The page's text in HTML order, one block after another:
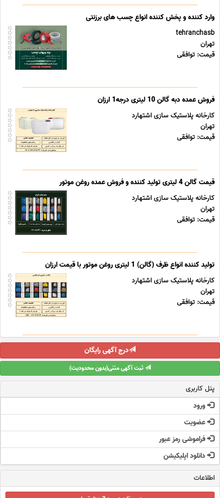
وارد کننده و پخش کننده انواع چسب های برزنتی
tehranchasb
تهران
قیمت: توافقی
فروش عمده دبه گالن 10 لیتری درجه1 ارزان
کارخانه پلاستیک سازی اشتهارد
تهران
قیمت: توافقی
قیمت گالن 4 لیتری تولید کننده و فروش عمده روغن موتور
کارخانه پلاستیک سازی اشتهارد
تهران
قیمت: توافقی
تولید کننده انواع ظرف (گالن) 1 لیتری روغن موتور با قیمت ارزان
کارخانه پلاستیک سازی اشتهارد
تهران
قیمت: توافقی
درج آگهی رایگان
ثبت آگهی متنی(بدون محدودیت)
پنل کاربری
ورود
عضویت
فراموشی رمز عبور
دانلود اپلیکیشن
اطلاعات